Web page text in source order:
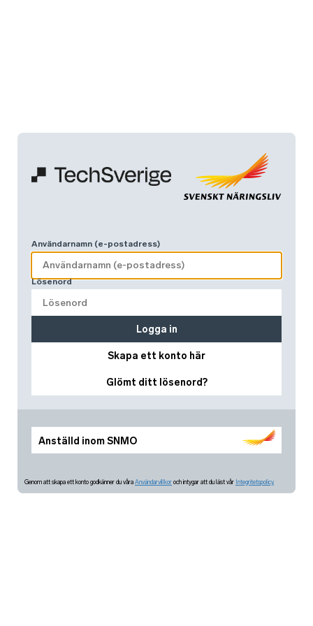
Anställd inom SNMO
Användarnamn (e-postadress)
Lösenord
Skapa ett konto här
Glömt ditt lösenord?
Logga in
Genom att skapa ett konto godkänner du våra Användarvillkor och intygar att du läst vår Integritetspolicy.